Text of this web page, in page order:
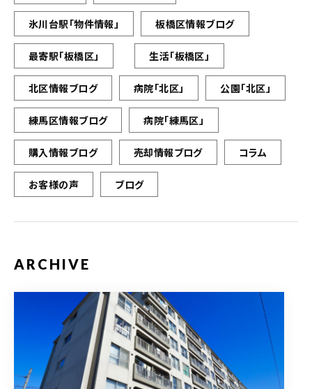
氷川台駅「物件情報」 板橋区情報ブログ
最寄駅「板橋区」 生活「板橋区」
北区情報ブログ 病院「北区」 公園「北区」
練馬区情報ブログ 病院「練馬区」
購入情報ブログ 売却情報ブログ コラム
お客様の声 ブログ
ARCHIVE